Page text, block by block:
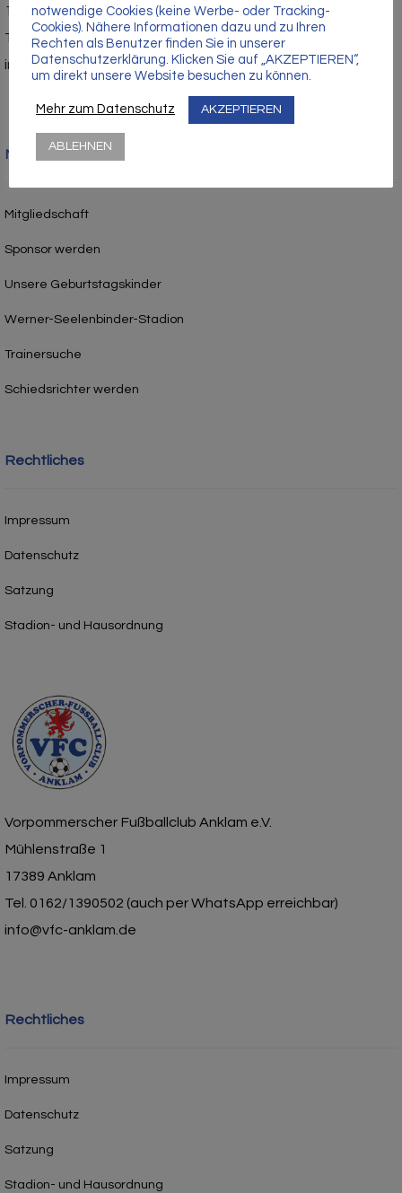
17389 Anklam
Tel.: 03971 – 210429
info@vfc-anklam.de
Nützliche Links
Mitgliedschaft
Sponsor werden
Unsere Geburtstagskinder
Werner-Seelenbinder-Stadion
Trainersuche
Schiedsrichter werden
Rechtliches
Impressum
Datenschutz
Satzung
Stadion- und Hausordnung
Vorpommerscher Fußballclub Anklam e.V.
Mühlenstraße 1
17389 Anklam
Tel. 0162/1390502 (auch per WhatsApp erreichbar)
info@vfc-anklam.de
Rechtliches
Impressum
Datenschutz
Satzung
Stadion- und Hausordnung
notwendige Cookies (keine Werbe- oder Tracking-
Cookies). Nähere Informationen dazu und zu Ihren
Rechten als Benutzer finden Sie in unserer
Datenschutzerklärung. Klicken Sie auf „AKZEPTIEREN“,
um direkt unsere Website besuchen zu können.
Mehr zum Datenschutz AKZEPTIEREN
ABLEHNEN